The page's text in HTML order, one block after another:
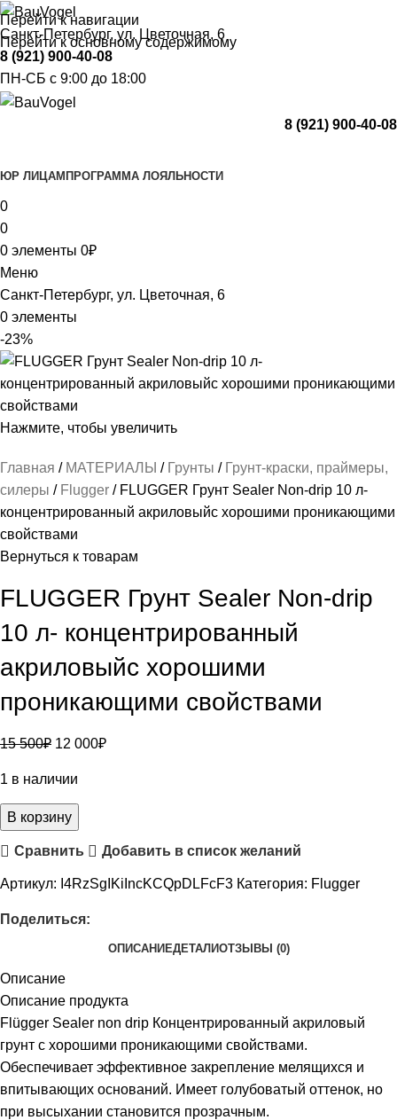
Перейти к навигации
Перейти к основному содержимому
Санкт-Петербург, ул. Цветочная, 6
8 (921) 900-40-08
ПН-СБ с 9:00 до 18:00
8 (921) 900-40-08
ЮР ЛИЦАМПРОГРАММА ЛОЯЛЬНОСТИ
0
0
0 элементы 0₽
Меню
Санкт-Петербург, ул. Цветочная, 6
0 элементы
-23%
Нажмите, чтобы увеличить
Главная МАТЕРИАЛЫ Грунты
Грунт-краски, праймеры,
силеры
Flugger
FLUGGER Грунт Sealer Non-drip 10 л-
концентрированный акриловыйс хорошими проникающими
свойствами
Вернуться к товарам
FLUGGER Грунт Sealer Non-drip
10 л- концентрированный
акриловыйс хорошими
проникающими свойствами
15 500₽ 12 000₽
1 в наличии
В корзину
Сравнить Добавить в список желаний
Артикул: I4RzSgIKiIncKCQpDLFcF3 Категория: Flugger
Поделиться:
ОПИСАНИЕДЕТАЛИОТЗЫВЫ (0)
Описание
Описание продукта
Flügger Sealer non drip Концентрированный акриловый
грунт с хорошими проникающими свойствами.
Обеспечивает эффективное закрепление мелящихся и
впитывающих оснований. Имеет голубоватый оттенок, но
при высыхании становится прозрачным.